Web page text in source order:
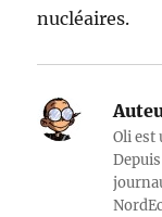
nucléaires.
Oli est